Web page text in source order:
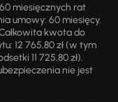
miesięcznych rat
umowy: 60 miesięcy.
kwota do
12 765,80 zł (w tym
11 725,80 zł).
nie jest